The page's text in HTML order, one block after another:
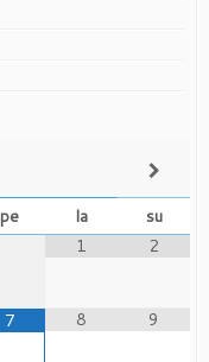
pe la
su
1
2
7 8 9